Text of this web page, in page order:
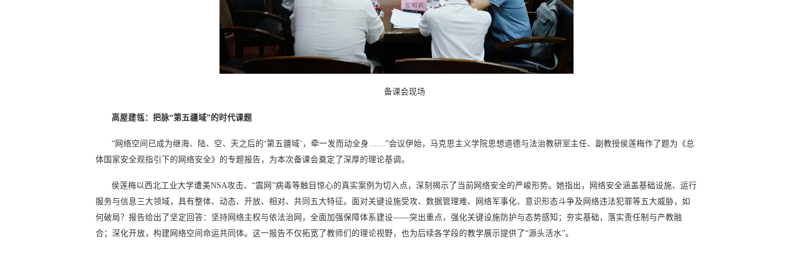
备课会现场
高屋建瓴：把脉“第五疆域”的时代课题
“网络空间已成为继海、陆、空、天之后的‘第五疆域’，牵一发而动全身……”会议伊始，马克思主义学院思想道德与法治教研室主任、副教授侯莲梅作了题为《总
体国家安全观指引下的网络安全》的专题报告，为本次备课会奠定了深厚的理论基调。
侯莲梅以西北工业大学遭美NSA攻击、“震网”病毒等触目惊心的真实案例为切入点，深刻揭示了当前网络安全的严峻形势。她指出，网络安全涵盖基础设施、运行
服务与信息三大领域，具有整体、动态、开放、相对、共同五大特征。面对关键设施受攻、数据管理难、网络军事化、意识形态斗争及网络违法犯罪等五大威胁，如
何破局？报告给出了坚定回答：坚持网络主权与依法治网，全面加强保障体系建设——突出重点，强化关键设施防护与态势感知；夯实基础，落实责任制与产教融
合；深化开放，构建网络空间命运共同体。这一报告不仅拓宽了教师们的理论视野，也为后续各学段的教学展示提供了“源头活水”。